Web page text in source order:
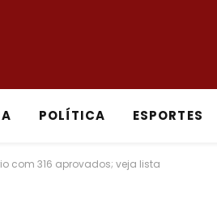
POLÍTICA ESPORTES
com 316 aprovados; veja lista